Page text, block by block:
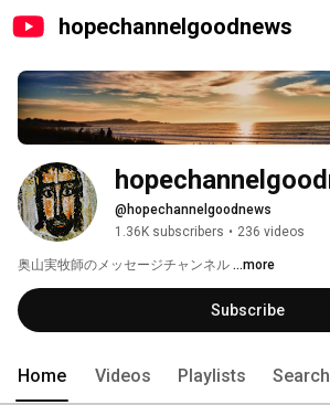
hopechannelgoodnews
@hopechannelgoodnews
1.36K subscribers • 236 videos
奥山実牧師のメッセージチャンネル ...more
Subscribe
Home Videos Playlists Search